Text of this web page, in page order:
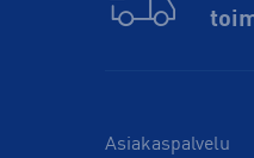
Asiakaspalvelu